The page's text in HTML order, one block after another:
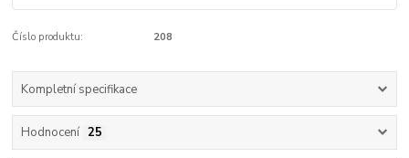
Číslo produktu: 208
Kompletní specifikace
Hodnocení 25